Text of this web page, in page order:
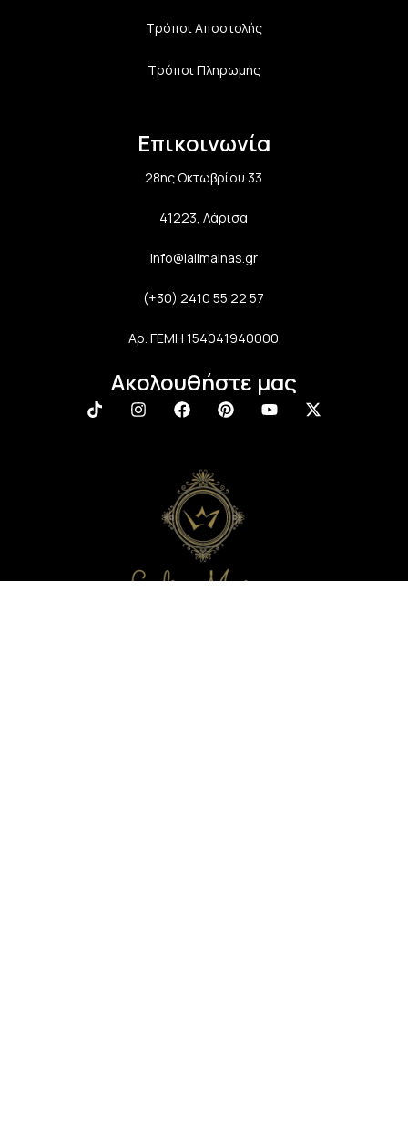
Τρόποι Αποστολής
Τρόποι Πληρωμής
Επικοινωνία
28ης Οκτωβρίου 33
41223, Λάρισα
info@lalimainas.gr
(+30) 2410 55 22 57
Αρ. ΓΕΜΗ 154041940000
Ακολουθήστε μας